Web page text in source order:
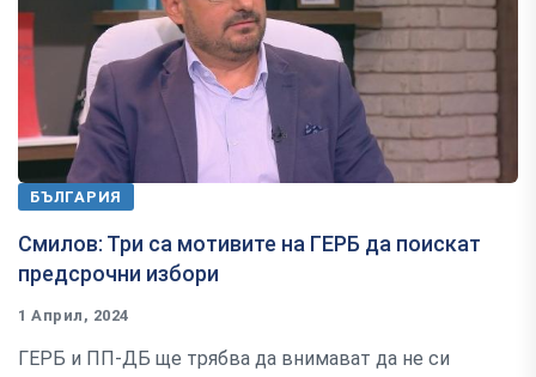
БЪЛГАРИЯ
Смилов: Три са мотивите на ГЕРБ да поискат
предсрочни избори
1 Април, 2024
ГЕРБ и ПП-ДБ ще трябва да внимават да не си